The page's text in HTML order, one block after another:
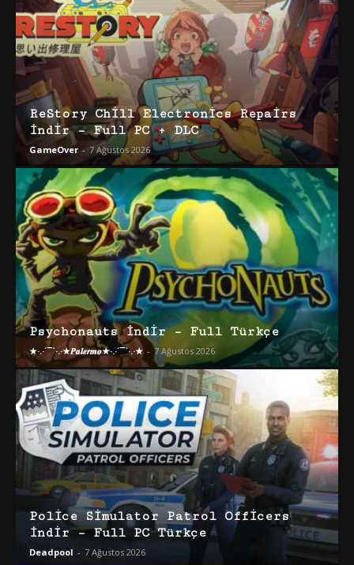
ReStory Chill Electronics Repairs
İndir – Full PC + DLC
GameOver - 7 Ağustos 2026
Psychonauts İndir – Full Türkçe
★·.·´¯`·.·★𝑷𝒂𝒍𝒆𝒓𝒎𝒐★·.·´¯`·.·★ - 7 Ağustos 2026
Police Simulator Patrol Officers
İndir – Full PC Türkçe
Deadpool - 7 Ağustos 2026